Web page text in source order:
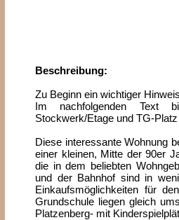
Beschreibung:
Zu Beginn ein wichtiger
Im nachfolgenden Text
Stockwerk/Etage und TG-
Diese interessante Wohnung
einer kleinen, Mitte der 90er
die in dem beliebten
und der Bahnhof sind in
Einkaufsmöglichkeiten für
Grundschule liegen gleich
Platzenberg- mit